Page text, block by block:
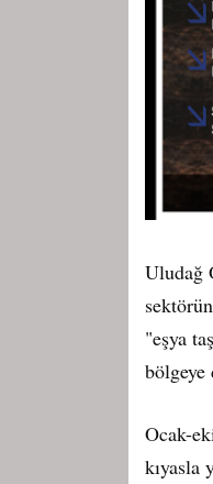
Uludağ
"eşya
bölgeye
Ocak-
kıyasla